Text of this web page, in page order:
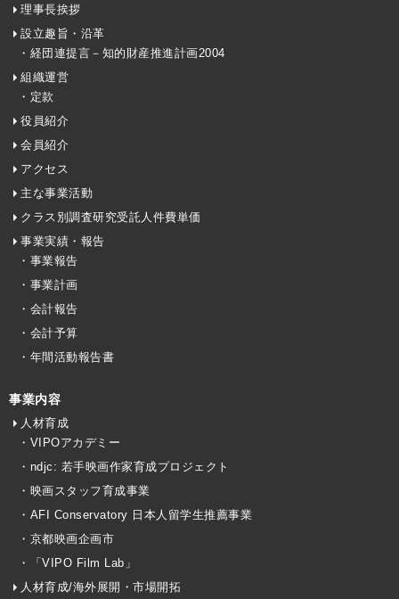
理事長挨拶
設立趣旨・沿革
・経団連提言－知的財産推進計画2004
組織運営
・定款
役員紹介
会員紹介
アクセス
主な事業活動
クラス別調査研究受託人件費単価
事業実績・報告
・事業報告
・事業計画
・会計報告
・会計予算
・年間活動報告書
事業内容
人材育成
・VIPOアカデミー
・ndjc: 若手映画作家育成プロジェクト
・映画スタッフ育成事業
・AFI Conservatory 日本人留学生推薦事業
・京都映画企画市
・「VIPO Film Lab」
人材育成/海外展開・市場開拓